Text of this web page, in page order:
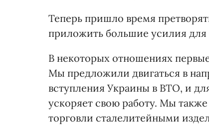
Теперь пришло время
приложить большие усилия для
В некоторых отношениях
Мы предложили двигаться в
вступления Украины в ВТО, и
ускоряет свою работу. Мы
торговли сталелитейными